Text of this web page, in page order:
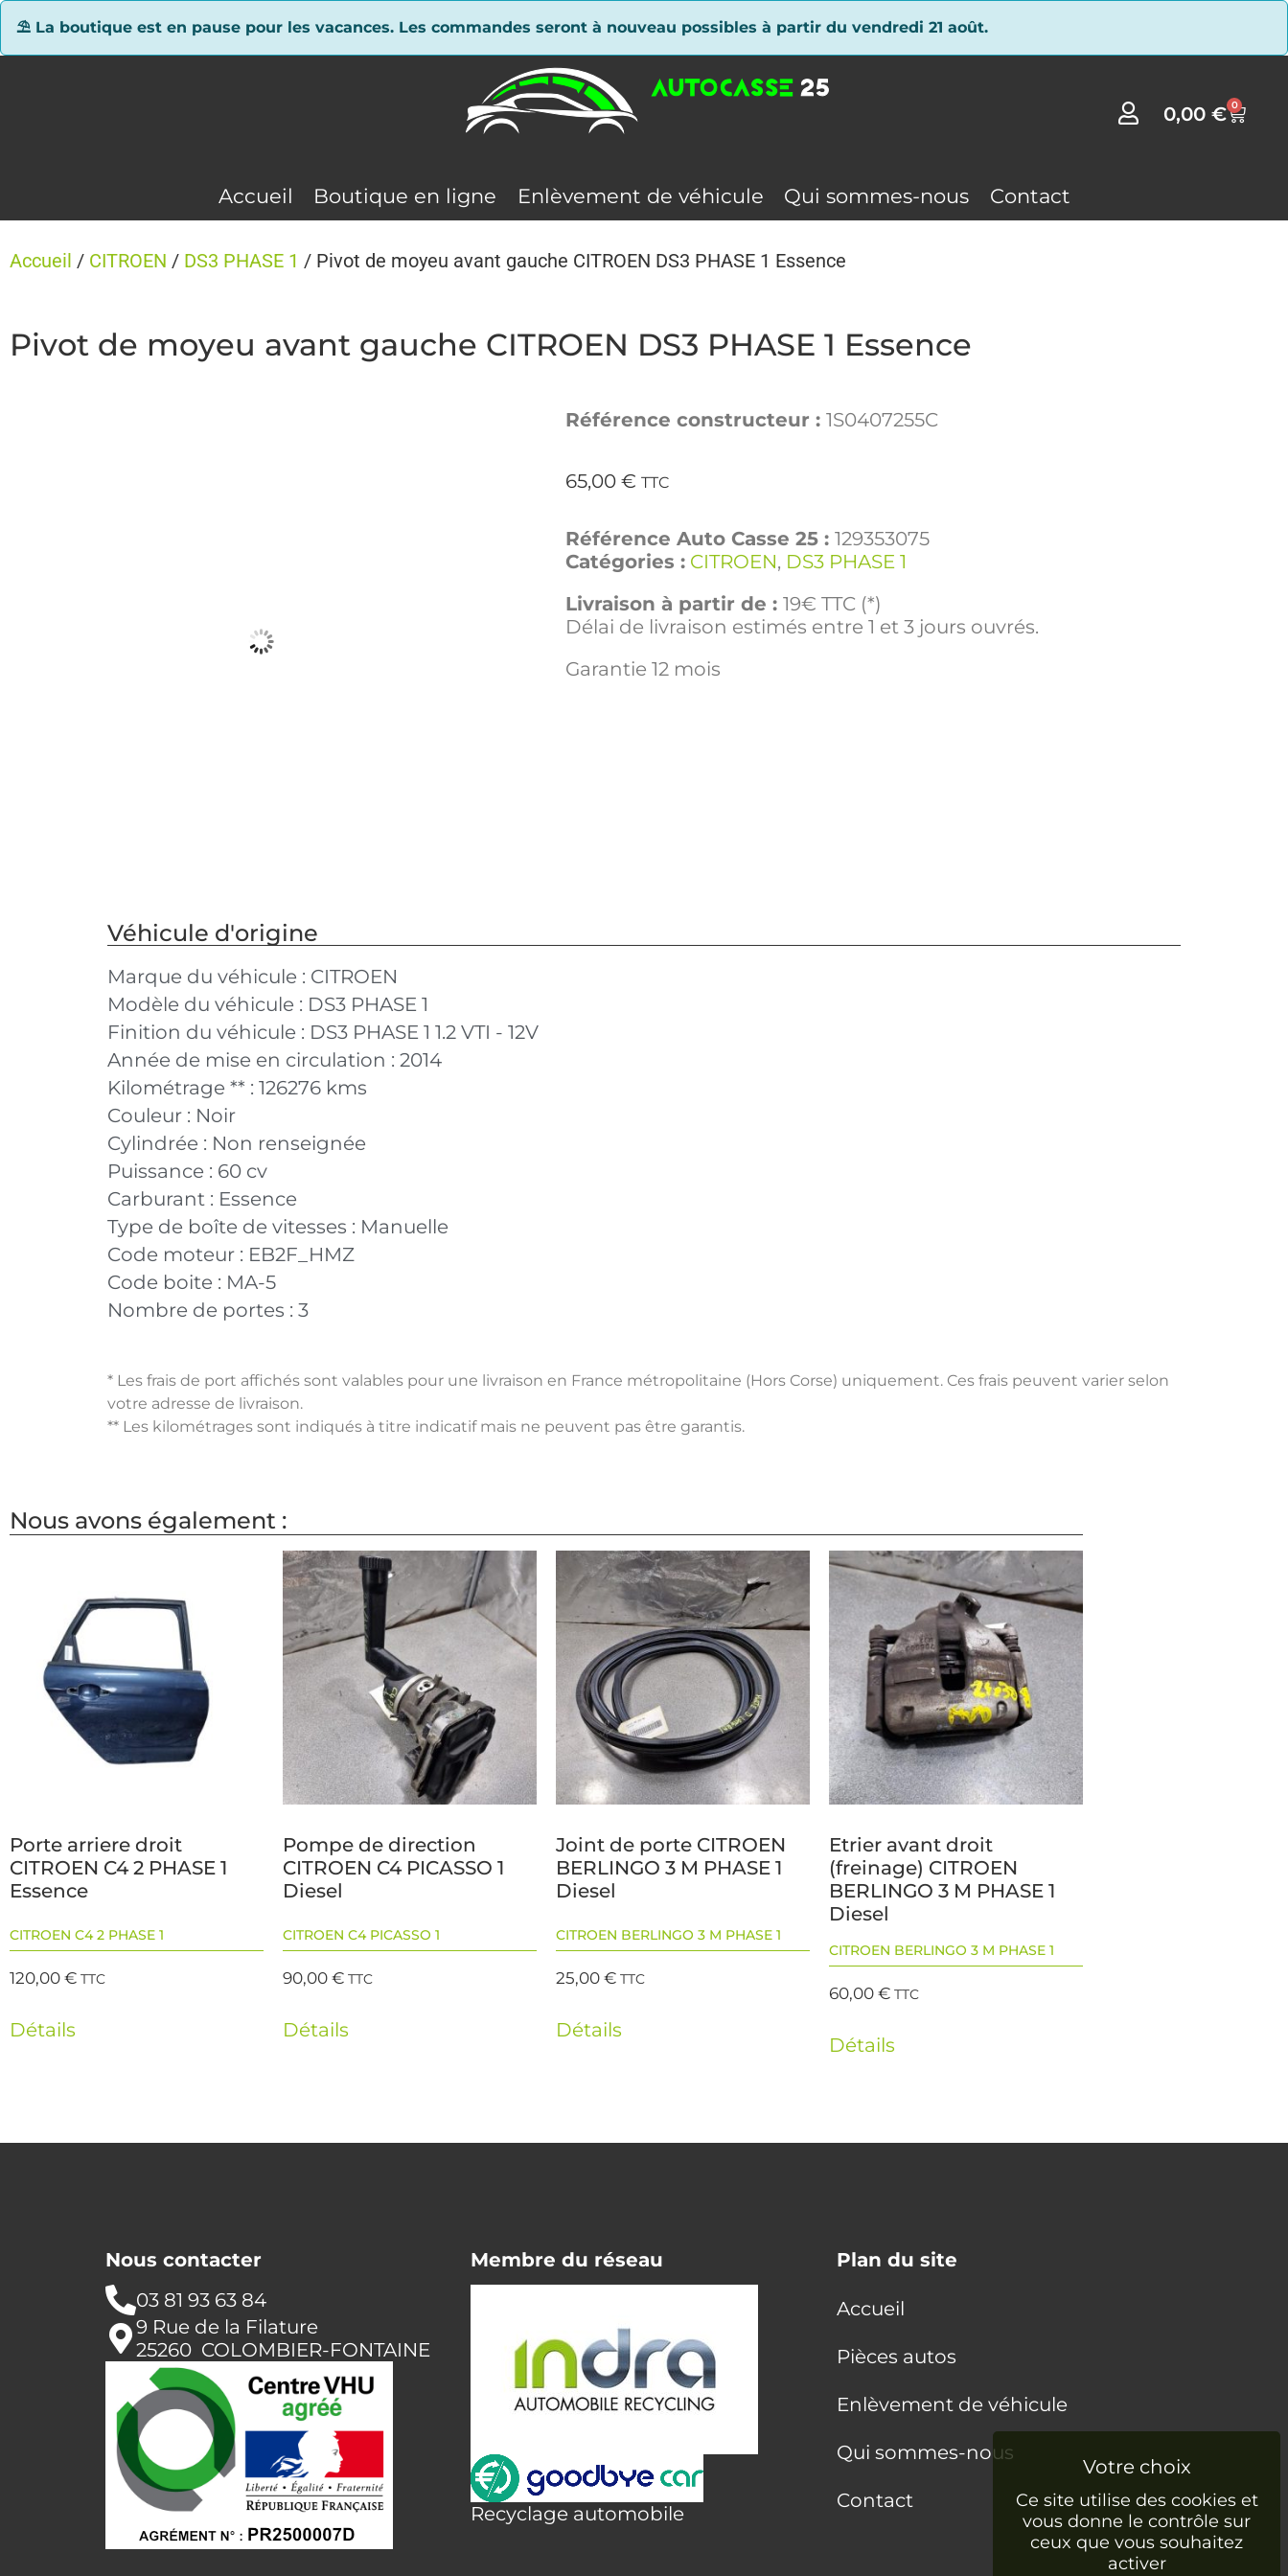
⛱ La boutique est en pause pour les vacances. Les commandes seront à nouveau possibles à partir du vendredi 21 août.
0,00€ 0
Accueil Boutique en ligne Enlèvement de véhicule Qui sommes-nous Contact
Accueil / CITROEN / DS3 PHASE 1 / Pivot de moyeu avant gauche CITROEN DS3 PHASE 1 Essence
Pivot de moyeu avant gauche CITROEN DS3 PHASE 1 Essence
Référence constructeur : 1S0407255C
65,00 € TTC
Référence Auto Casse 25 : 129353075
Catégories : CITROEN, DS3 PHASE 1
Livraison à partir de : 19€ TTC (*)
Délai de livraison estimés entre 1 et 3 jours ouvrés.
Garantie 12 mois
Véhicule d'origine
Marque du véhicule : CITROEN
Modèle du véhicule : DS3 PHASE 1
Finition du véhicule : DS3 PHASE 1 1.2 VTI - 12V
Année de mise en circulation : 2014
Kilométrage ** : 126276 kms
Couleur : Noir
Cylindrée : Non renseignée
Puissance : 60 cv
Carburant : Essence
Type de boîte de vitesses : Manuelle
Code moteur : EB2F_HMZ
Code boite : MA-5
Nombre de portes : 3
* Les frais de port affichés sont valables pour une livraison en France métropolitaine (Hors Corse) uniquement. Ces frais peuvent varier selon
votre adresse de livraison.
** Les kilométrages sont indiqués à titre indicatif mais ne peuvent pas être garantis.
Nous avons également :
Porte arriere droit
CITROEN C4 2 PHASE 1
Essence
CITROEN C4 2 PHASE 1
120,00€ TTC
Détails
Pompe de direction
CITROEN C4 PICASSO 1
Diesel
CITROEN C4 PICASSO 1
90,00€ TTC
Détails
Joint de porte CITROEN
BERLINGO 3 M PHASE 1
Diesel
CITROEN BERLINGO 3 M PHASE 1
25,00€ TTC
Détails
Etrier avant droit
(freinage) CITROEN
BERLINGO 3 M PHASE 1
Diesel
CITROEN BERLINGO 3 M PHASE 1
60,00€ TTC
Détails
Nous contacter
03 81 93 63 84
9 Rue de la Filature
25260 COLOMBIER-FONTAINE
Membre du réseau
Recyclage automobile
Plan du site
Accueil
Pièces autos
Enlèvement de véhicule
Qui sommes-nous
Contact
Panneau de gestion des cookies
Ce site utilise des cookies et
vous donne le contrôle sur
ceux que vous souhaitez
activer